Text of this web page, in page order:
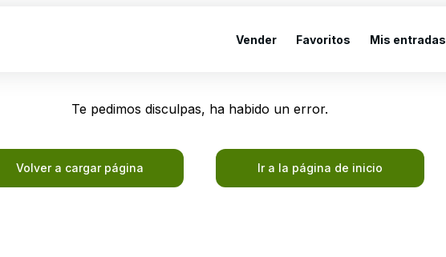
Vender Favoritos Mis entradas
Te pedimos disculpas, ha habido un error.
Volver a cargar página Ir a la página de inicio